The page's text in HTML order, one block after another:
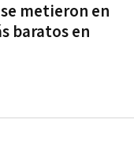
metieron en
baratos en